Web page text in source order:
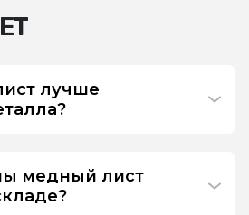
лучше
медный лист